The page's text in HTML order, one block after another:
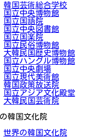
韓国芸術総合学校
国立中央博物館
国立国語院
国立中央図書館
国立国楽院
国立民俗博物館
大韓民国歴史博物館
国立ハングル博物館
国立中央劇場
国立現代美術館
韓国政策放送院
国立アジア文化殿堂
大韓民国芸術院
韓国文化院
世界の韓国文化院